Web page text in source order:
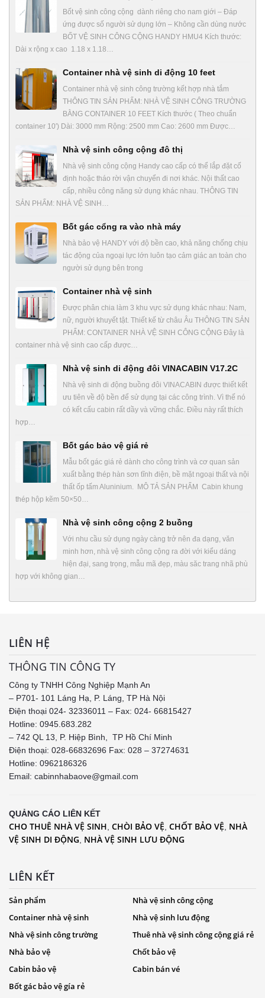
Bốt vệ sinh công cộng dành riêng cho nam giới – Đáp
ứng được số người sử dụng lớn – Không cần dùng nước
BỐT VỆ SINH CÔNG CỘNG HANDY HMU4 Kích thước:
Dài x rộng x cao 1.18 x 1.18…
Container nhà vệ sinh di động 10 feet
Container nhà vệ sinh công trường kết hợp nhà tắm
THÔNG TIN SẢN PHẨM: NHÀ VỆ SINH CÔNG TRƯỜNG
BẰNG CONTAINER 10 FEET Kích thước ( Theo chuẩn
container 10′) Dài: 3000 mm Rộng: 2500 mm Cao: 2600 mm Được…
Nhà vệ sinh công cộng đô thị
Nhà vệ sinh công cộng Handy cao cấp có thể lắp đặt cố
định hoặc tháo rời vận chuyển đi nơi khác. Nội thất cao
cấp, nhiều công năng sử dụng khác nhau. THÔNG TIN
SẢN PHẨM: NHÀ VỆ SINH…
Bốt gác cổng ra vào nhà máy
Nhà bảo vệ HANDY với độ bền cao, khả năng chống chịu
tác động của ngoại lực lớn luôn tạo cảm giác an toàn cho
người sử dụng bên trong
Container nhà vệ sinh
Được phân chia làm 3 khu vực sử dụng khác nhau: Nam,
nữ, người khuyết tật. Thiết kế từ châu Âu THÔNG TIN SẢN
PHẨM: CONTAINER NHÀ VỆ SINH CÔNG CỘNG Đây là
container nhà vệ sinh cao cấp được…
Nhà vệ sinh di động đôi VINACABIN V17.2C
Nhà vệ sinh di động buồng đôi VINACABIN được thiết kết
ưu tiên về độ bền để sử dụng tại các công trình. Vì thế nó
có kết cấu cabin rất dầy và vững chắc. Điều này rất thích
hợp…
Bốt gác bảo vệ giá rẻ
Mẫu bốt gác giá rẻ dành cho công trình và cơ quan sản
xuất bằng thép hàn sơn tĩnh điện, bề mặt ngoại thất và nội
thất ốp tấm Aluninium. MÔ TẢ SẢN PHẨM Cabin khung
thép hộp kẽm 50×50…
Nhà vệ sinh công cộng 2 buồng
Với nhu cầu sử dụng ngày càng trở nên đa dạng, văn
minh hơn, nhà vệ sinh công cộng ra đời với kiểu dáng
hiện đại, sang trọng, mẫu mã đẹp, màu săc trang nhã phù
hợp với không gian…
LIÊN HỆ
THÔNG TIN CÔNG TY
Công ty TNHH Công Nghiệp Mạnh An
– P701- 101 Láng Hạ, P. Láng, TP Hà Nội
Điện thoại 024- 32336011 – Fax: 024- 66815427
Hotline: 0945.683.282
– 742 QL 13, P. Hiệp Bình, TP Hồ Chí Minh
Điện thoại: 028-66832696 Fax: 028 – 37274631
Hotline: 0962186326
Email: cabinnhabaove@gmail.com
QUẢNG CÁO LIÊN KẾT
CHO THUÊ NHÀ VỆ SINH CHÒI BẢO VỆ CHỐT BẢO VỆ NHÀ
VỆ SINH DI ĐỘNG NHÀ VỆ SINH LƯU ĐỘNG
LIÊN KẾT
Sản phẩm
Nhà vệ sinh công cộng
Container nhà vệ sinh
Nhà vệ sinh lưu động
Nhà vệ sinh công trường
Thuê nhà vệ sinh công cộng giá rẻ
Nhà bảo vệ
Chốt bảo vệ
Cabin bảo vệ
Cabin bán vé
Bốt gác bảo vệ gía rẻ